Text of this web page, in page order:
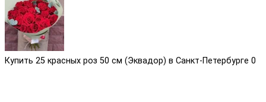
Купить 25 красных роз 50 см (Эквадор) в Санкт-Петербурге 0